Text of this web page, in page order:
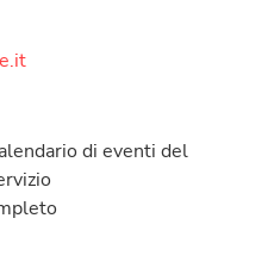
di eventi del